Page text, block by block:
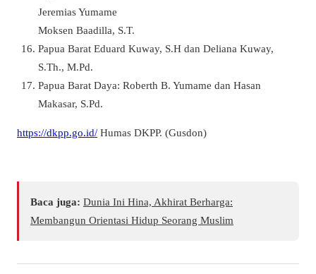
Jeremias Yumame
Moksen Baadilla, S.T.
Papua Barat Eduard Kuway, S.H dan Deliana Kuway,
S.Th., M.Pd.
Papua Barat Daya: Roberth B. Yumame dan Hasan
Makasar, S.Pd.
https://dkpp.go.id/ Humas DKPP. (Gusdon)
Baca juga: Dunia Ini Hina, Akhirat Berharga:
Membangun Orientasi Hidup Seorang Muslim